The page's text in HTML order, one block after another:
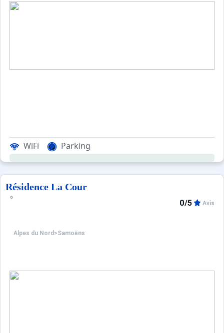
WiFi Parking
Résidence La Cour
Alpes du Nord >Samoëns
0/5 Avis